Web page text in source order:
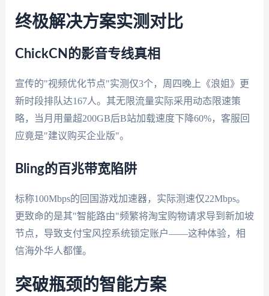
终极解决方案实测对比
ChickCN的影音专线真相
宣传的"视频优化节点"实测仅3个，周四晚上《浪姐》更
新时段排队达167人。其无限流量实际采用动态限速策
略，当月用量超200GB后B站加载速度下降60%，客服回
应竟是"建议购买企业版"。
Bling的百兆带宽陷阱
标称100Mbps的回国游戏加速器，实际测速仅22Mbps。
更致命的是其"智能路由"频繁将淘宝购物请求导到新加坡
节点，导致支付宝风控系统锁定账户——这种体验，相
信海外华人都懂。
突破瓶颈的智能方案